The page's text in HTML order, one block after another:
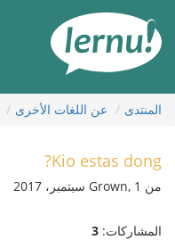
المحتويات
المنتدى عن اللغات الأخرى
Kio estas dong?
من Grown, 1 سبتمبر، 2017
المشاركات: 3